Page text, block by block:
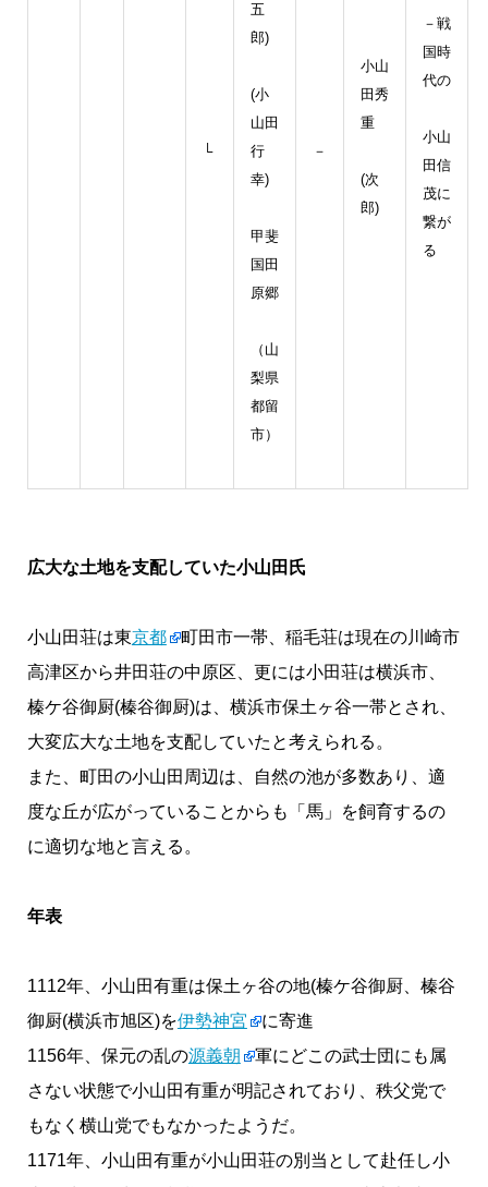
└
五
郎)
(小
山田
行
幸)
甲斐
国田
原郷
（山
梨県
都留
市）
－
小山
田秀
重
(次
郎)
－戦
国時
代の
小山
田信
茂に
繋が
る
広大な土地を支配していた小山田氏
小山田荘は東京都
町田市一帯、稲毛荘は現在の川崎市
高津区から井田荘の中原区、更には小田荘は横浜市、
榛ケ谷御厨(榛谷御厨)は、横浜市保土ヶ谷一帯とされ、
大変広大な土地を支配していたと考えられる。
また、町田の小山田周辺は、自然の池が多数あり、適
度な丘が広がっていることからも「馬」を飼育するの
に適切な地と言える。
年表
1112年、小山田有重は保土ヶ谷の地(榛ケ谷御厨、榛谷
御厨(横浜市旭区)を伊勢神宮
に寄進
1156年、保元の乱の源義朝
軍にどこの武士団にも属
さない状態で小山田有重が明記されており、秩父党で
もなく横山党でもなかったようだ。
1171年、小山田有重が小山田荘の別当として赴任し小